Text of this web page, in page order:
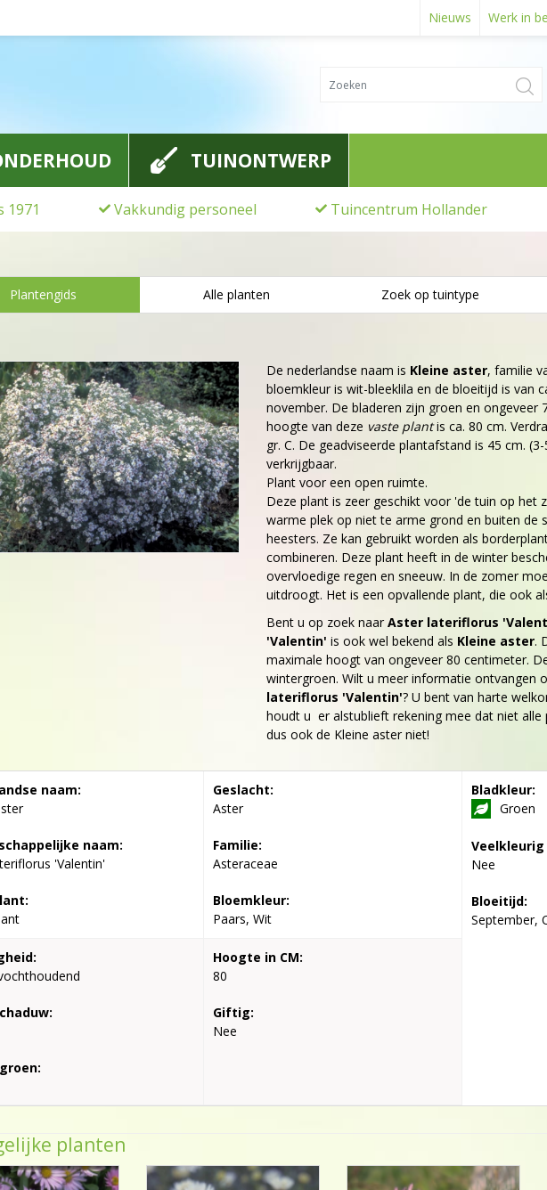
Nieuws Werk in
TUINONTWERP
1971 Vakkundig personeel Tuincentrum Hollander
Plantengids Alle planten Zoek op tuintype
De nederlandse naam is Kleine aster, familie
bloemkleur is wit-bleeklila en de bloeitijd is van
november. De bladeren zijn groen en ongeveer
hoogte van deze vaste plantis ca. 80 cm.
gr. C. De geadviseerde plantafstand is 45 cm.
verkrijgbaar.
Plant voor een open ruimte.
Deze plant is zeer geschikt voor 'de tuin op het
warme plek op niet te arme grond en buiten de
heesters. Ze kan gebruikt worden als
combineren. Deze plant heeft in de winter
overvloedige regen en sneeuw. In de zomer
uitdroogt. Het is een opvallende plant, die ook
Bent u op zoek naarAster lateriflorus
'Valentin' is ook wel bekend als Kleine aster.
maximale hoogt van ongeveer 80 centimeter.
wintergroen. Wilt u meer informatie ontvangen
lateriflorus 'Valentin'? U bent van harte
houdt u er alstublieft rekening mee dat niet alle
dus ook de Kleine aster niet!
naam:
naam:
'Valentin'
Geslacht:
Aster
Familie:
Asteraceae
Bloemkleur:
Paars, Wit
Bladkleur:
Groen
Veelkleurig
Nee
Bloeitijd:
September,
Hoogte in CM:
80
Giftig:
Nee
planten